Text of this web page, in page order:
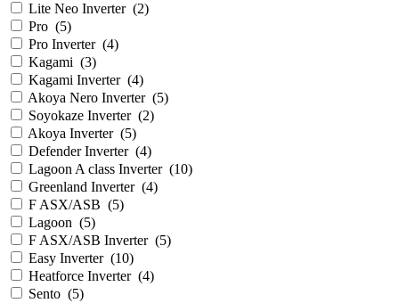
Lite Neo Inverter (2)
Pro (5)
Pro Inverter (4)
Kagami (3)
Kagami Inverter (4)
Akoya Nero Inverter (5)
Soyokaze Inverter (2)
Akoya Inverter (5)
Defender Inverter (4)
Lagoon A class Inverter (10)
Greenland Inverter (4)
F ASX/ASB (5)
Lagoon (5)
F ASX/ASB Inverter (5)
Easy Inverter (10)
Heatforce Inverter (4)
Sento (5)